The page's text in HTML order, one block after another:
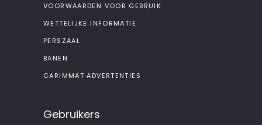
VOORWAARDEN VOOR GEBRUIK
WETTELIJKE INFORMATIE
PERSZAAL
BANEN
CARIMMAT ADVERTENTIES
Gebruikers